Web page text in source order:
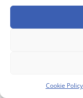
Cookie Policy